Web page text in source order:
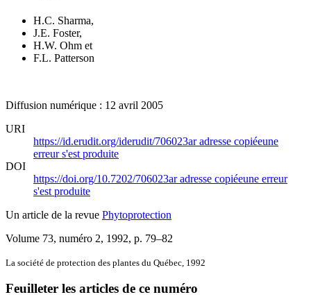
H.C. Sharma,
J.E. Foster,
H.W. Ohm et
F.L. Patterson
Diffusion numérique : 12 avril 2005
URI
https://id.erudit.org/iderudit/706023aradresse copiéeune
erreur s'est produite
DOI
https://doi.org/10.7202/706023aradresse copiéeune erreur
s'est produite
Un article de la revue Phytoprotection
Volume 73, numéro 2, 1992, p. 79–82
La société de protection des plantes du Québec, 1992
Feuilleter les articles de ce numéro